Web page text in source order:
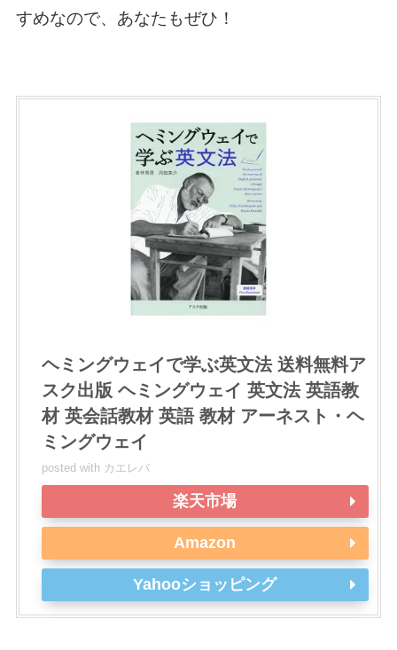
すめなので、あなたもぜひ！
ヘミングウェイで学ぶ英文法 送料無料ア
スク出版 ヘミングウェイ 英文法 英語教
材 英会話教材 英語 教材 アーネスト・ヘ
ミングウェイ
posted with カエレバ
楽天市場
Amazon
Yahooショッピング